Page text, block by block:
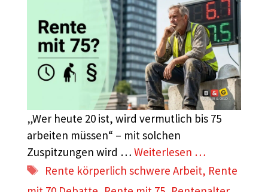
„Wer heute 20 ist, wird vermutlich bis 75
arbeiten müssen“ – mit solchen
Zuspitzungen wird … Weiterlesen …
Schlagwörter
Rente körperlich schwere Arbeit, Rente